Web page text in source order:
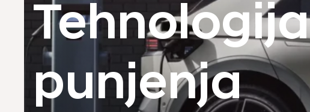
Tehnologija
punjenja